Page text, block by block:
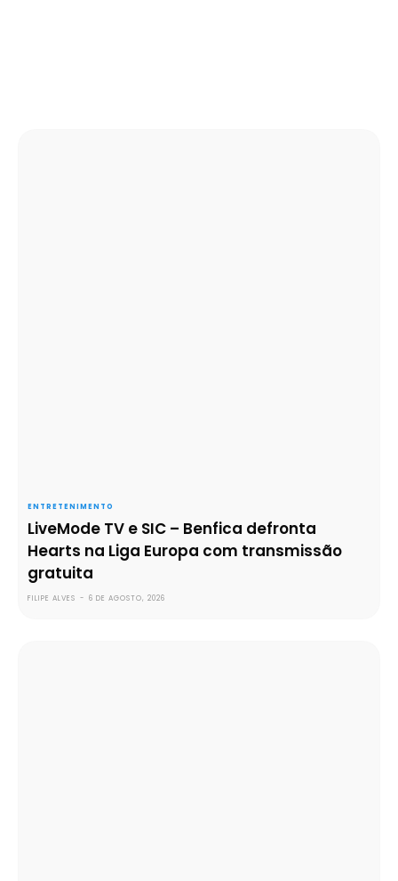
ENTRETENIMENTO
LiveMode TV e SIC – Benfica defronta
Hearts na Liga Europa com transmissão
gratuita
FILIPE ALVES - 6 DE AGOSTO, 2026